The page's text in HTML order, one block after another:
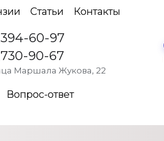
Статьи Контакты
60-97
90-67
Маршала Жукова, 22
Вопрос-ответ